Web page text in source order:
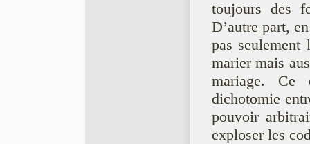
toujours des
D’autre part,
pas
marier mais
mariage. Ce
dichotomie
pouvoir
exploser les